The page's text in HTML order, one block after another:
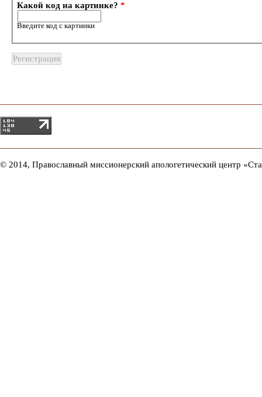
Какой код на картинке?*
Введите код с картинки
© 2014, Православный миссионерский апологетический центр